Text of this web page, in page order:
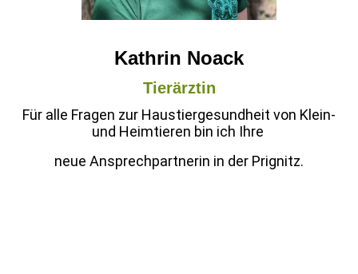
Kathrin Noack
Tierärztin
Für alle Fragen zur Haustiergesundheit von Klein-
und Heimtieren bin ich Ihre
neue Ansprechpartnerin in der Prignitz.